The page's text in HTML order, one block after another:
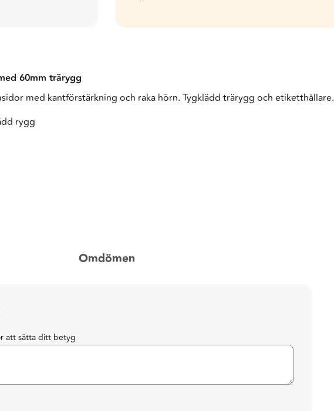
60mm trärygg
med kantförstärkning och raka hörn. Tygklädd trärygg och etiketthållare.
rygg
Omdömen
att sätta ditt betyg